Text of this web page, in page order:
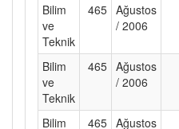
Bilim
ve
Teknik
465 Ağustos
/ 2006
Bilim
ve
Teknik
465 Ağustos
/ 2006
Bilim 465 Ağustos